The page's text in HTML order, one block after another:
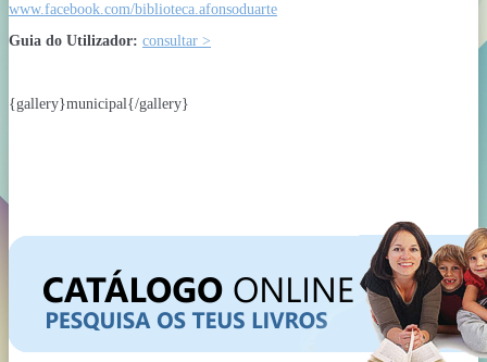
www.facebook.com/biblioteca.afonsoduarte
Guia do Utilizador: consultar >
{gallery}municipal{/gallery}